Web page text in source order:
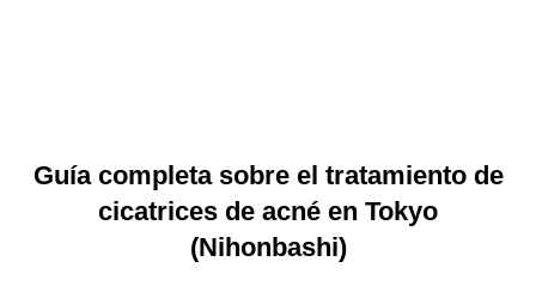
Guía completa sobre el tratamiento de
cicatrices de acné en Tokyo
(Nihonbashi)